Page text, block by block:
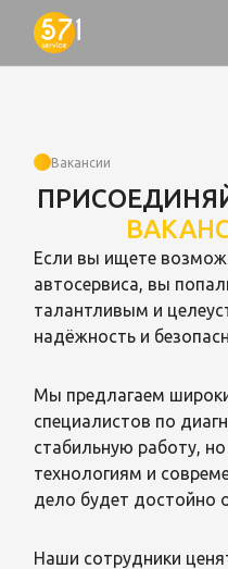
Вакансии
Если вы ищете
автосервиса, вы
талантливым и
надёжность и
Мы предлагаем
специалистов по
стабильную работу,
технологиям и
дело будет достойно
Наши сотрудники